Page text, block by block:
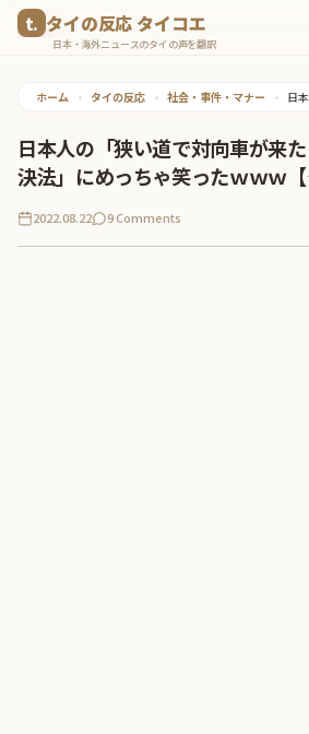
タイの反応 タイコエ
日本・海外ニュースのタイの声を翻訳
ホーム • タイの反応 • 社会・事件・マナー •
日本人の「狭い道で対向車が来
決法」にめっちゃ笑ったｗｗｗ【
2022.08.22 9 Comments